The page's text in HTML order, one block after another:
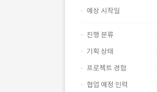
예상 시작일
진행 분류
기획 상태
프로젝트 경험
협업 예정 인력